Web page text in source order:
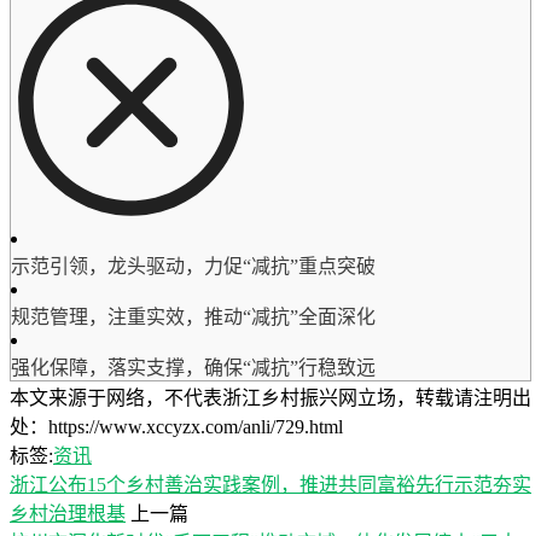
示范引领，龙头驱动，力促“减抗”重点突破
规范管理，注重实效，推动“减抗”全面深化
强化保障，落实支撑，确保“减抗”行稳致远
本文来源于网络，不代表浙江乡村振兴网立场，转载请注明出
处：https://www.xccyzx.com/anli/729.html
标签:资讯
浙江公布15个乡村善治实践案例，推进共同富裕先行示范夯实
乡村治理根基
上一篇